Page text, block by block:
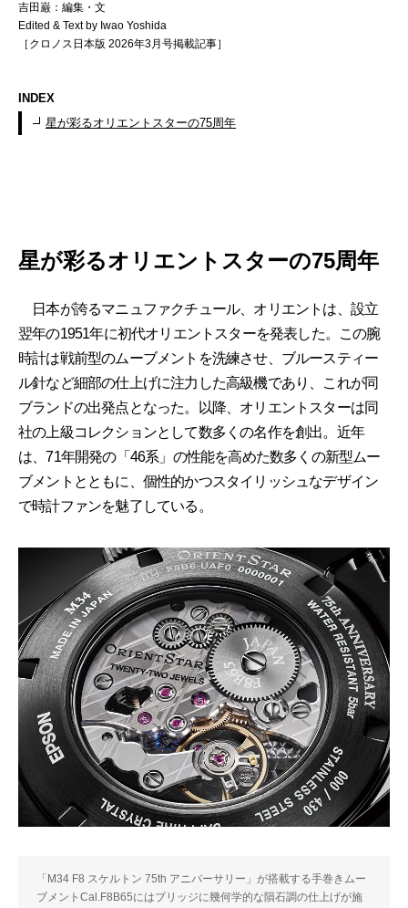
吉田巌：編集・文
Edited & Text by Iwao Yoshida
［クロノス日本版 2026年3月号掲載記事］
INDEX
星が彩るオリエントスターの75周年
星が彩るオリエントスターの75周年
日本が誇るマニュファクチュール、オリエントは、設立
翌年の1951年に初代オリエントスターを発表した。この腕
時計は戦前型のムーブメントを洗練させ、ブルースティー
ル針など細部の仕上げに注力した高級機であり、これが同
ブランドの出発点となった。以降、オリエントスターは同
社の上級コレクションとして数多くの名作を創出。近年
は、71年開発の「46系」の性能を高めた数多くの新型ムー
ブメントとともに、個性的かつスタイリッシュなデザイン
で時計ファンを魅了している。
「M34 F8 スケルトン 75th アニバーサリー」が搭載する手巻きムー
ブメントCal.F8B65にはブリッジに幾何学的な隕石調の仕上げが施